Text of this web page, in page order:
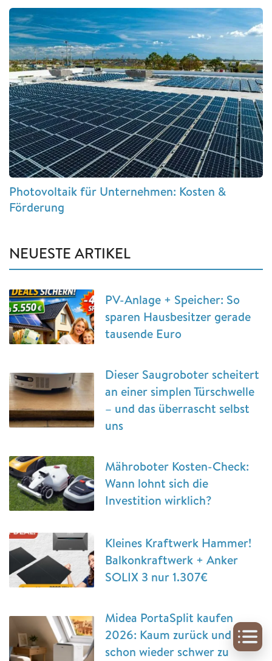
Photovoltaik für Unternehmen: Kosten &
Förderung
NEUESTE ARTIKEL
PV-Anlage + Speicher: So
sparen Hausbesitzer gerade
tausende Euro
Dieser Saugroboter scheitert
an einer simplen Türschwelle
– und das überrascht selbst
uns
Mähroboter Kosten-Check:
Wann lohnt sich die
Investition wirklich?
Kleines Kraftwerk Hammer!
Balkonkraftwerk + Anker
SOLIX 3 nur 1.307€
Midea PortaSplit kaufen
2026: Kaum zurück und
schon wieder schwer zu